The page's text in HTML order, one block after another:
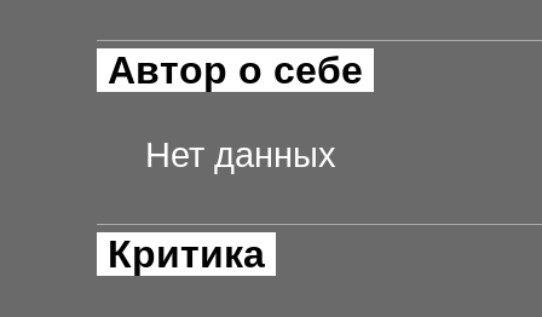
Автор о себе
Нет данных
Критика